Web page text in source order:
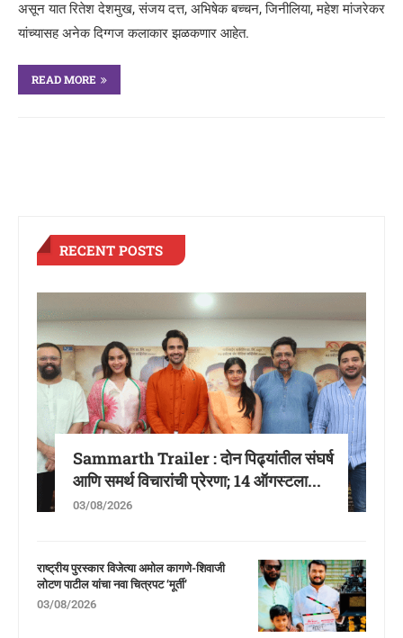
असून यात रितेश देशमुख, संजय दत्त, अभिषेक बच्चन, जिनीलिया, महेश मांजरेकर
यांच्यासह अनेक दिग्गज कलाकार झळकणार आहेत.
READ MORE
RECENT POSTS
Sammarth Trailer : दोन पिढ्यांतील संघर्ष
आणि समर्थ विचारांची प्रेरणा; 14 ऑगस्टला...
03/08/2026
राष्ट्रीय पुरस्कार विजेत्या अमोल कागणे-शिवाजी
लोटण पाटील यांचा नवा चित्रपट ‘मूर्ती’
03/08/2026